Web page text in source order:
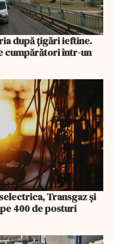
după țigări ieftine.
cumpărători într-un
Transgaz și
400 de posturi